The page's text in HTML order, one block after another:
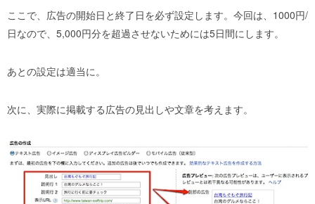
ここで、広告の開始日と終了日を必ず設定します。今回は、1000円/
日なので、5,000円分を超過させないためには5日間にします。
あとの設定は適当に。
次に、実際に掲載する広告の見出しや文章を考えます。